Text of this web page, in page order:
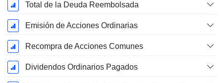
Total de la Deuda Reembolsada
Emisión de Acciones Ordinarias
Recompra de Acciones Comunes
Dividendos Ordinarios Pagados